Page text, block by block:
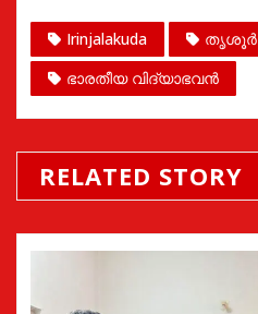
Irinjalakuda
തൃശൂർ
ഭാരതീയ വിദ്യാഭവൻ
RELATED STORY